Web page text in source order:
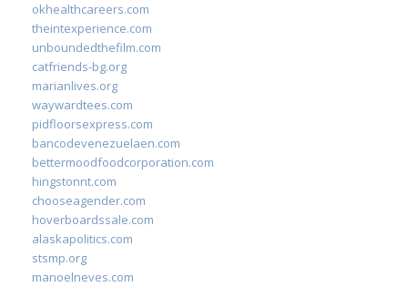
okhealthcareers.com
theintexperience.com
unboundedthefilm.com
catfriends-bg.org
marianlives.org
waywardtees.com
pidfloorsexpress.com
bancodevenezuelaen.com
bettermoodfoodcorporation.com
hingstonnt.com
chooseagender.com
hoverboardssale.com
alaskapolitics.com
stsmp.org
manoelneves.com